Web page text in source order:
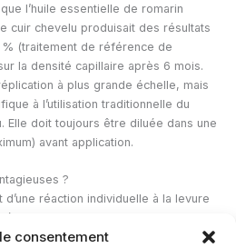
consentement
l’huile essentielle de romarin
cuir chevelu produisait des résultats
(traitement de référence de
la densité capillaire après 6 mois.
à plus grande échelle, mais
à l’utilisation traditionnelle du
Elle doit toujours être diluée dans une
avant application.
?
réaction individuelle à la levure
sur tous les cuirs chevelus. La
selon les personnes. Les